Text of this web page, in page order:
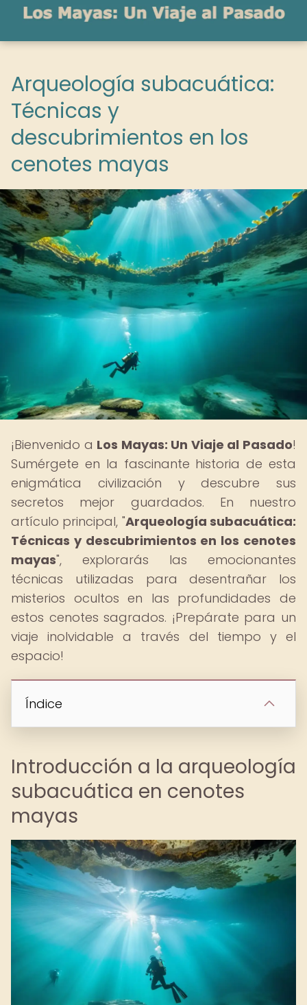
Arqueología subacuática:
Técnicas y
descubrimientos en los
cenotes mayas
¡Bienvenido a Los Mayas: Un Viaje al Pasado!
Sumérgete en la fascinante historia de esta
enigmática civilización y descubre sus
secretos mejor guardados. En nuestro
artículo principal, "Arqueología subacuática:
Técnicas y descubrimientos en los cenotes
mayas", explorarás las emocionantes
técnicas utilizadas para desentrañar los
misterios ocultos en las profundidades de
estos cenotes sagrados. ¡Prepárate para un
viaje inolvidable a través del tiempo y el
espacio!
Índice
Introducción a la arqueología
subacuática en cenotes
mayas